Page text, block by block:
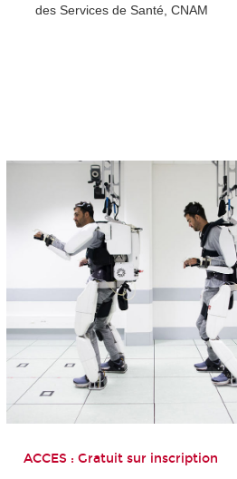
des Services de Santé, CNAM
ACCES : Gratuit sur inscription